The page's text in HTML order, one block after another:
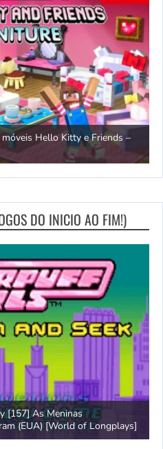
e OCTOPATH
– Nintendo Switch 2
DO INICIO AO FIM!)
Longplay [597] Segundo